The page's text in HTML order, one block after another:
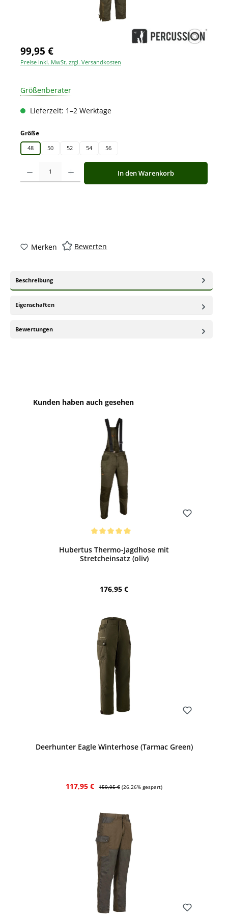
99,95 €
Preise inkl. MwSt. zzgl. Versandkosten
Größenberater
Lieferzeit: 1–2 Werktage
Größeauswählen
48 50 52 54 56
Produkt Anzahl: Gib den gewünschten Wert ein oder benutze die
In den Warenkorb
Merken Bewerten
Beschreibung
Eigenschaften
Bewertungen
Produktgalerie überspringen
Kunden haben auch gesehen
Hubertus Thermo-Jagdhose mit
Stretcheinsatz (oliv)
Regulärer Preis:
176,95 €
Deerhunter Eagle Winterhose (Tarmac Green)
Verkaufspreis:
117,95 € Regulärer Preis:
159,95 € (26.26% gespart)